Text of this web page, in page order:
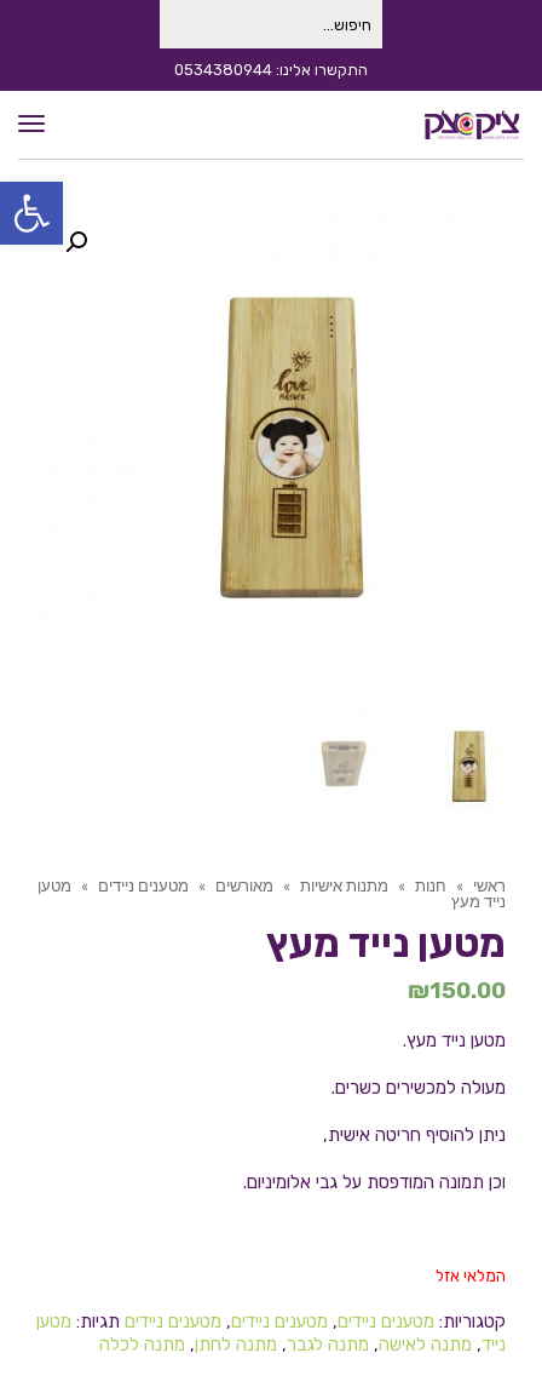
פתח
עבור: התקשרו אלינו: 0534380944
ראשי » חנות » מתנות אישיות » מאורשים » מטענים ניידים »
מטען
נייד מעץ
מטען נייד מעץ
₪150.00
מטען נייד מעץ.
מעולה למכשירים כשרים.
ניתן להוסיף חריטה אישית,
וכן תמונה המודפסת על גבי אלומיניום.
המלאי אזל
קטגוריות: מטענים ניידים, מטענים ניידים, מטענים ניידים תגיות: מטען
נייד, מתנה לאישה, מתנה לגבר, מתנה לחתן, מתנה לכלה